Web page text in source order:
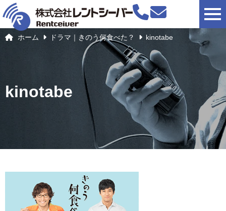
ホーム ドラマ｜きのう何食べた？ kinotabe
kinotabe